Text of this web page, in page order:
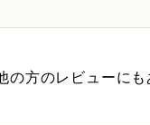
の方のレビューに